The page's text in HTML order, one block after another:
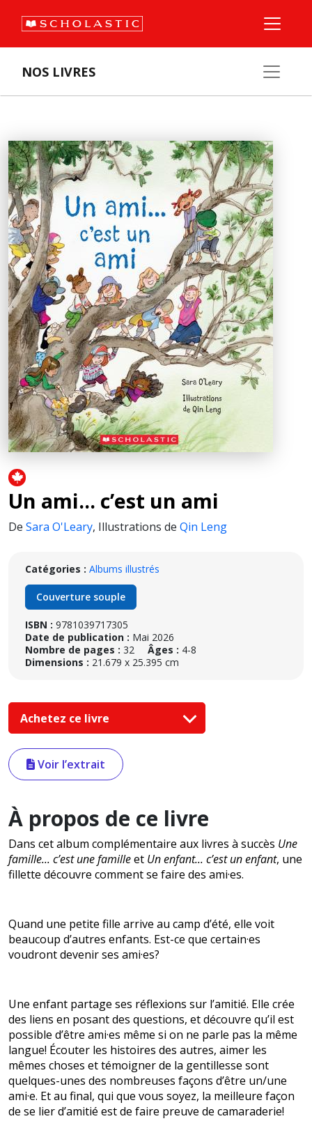
NOS LIVRES
Un ami... c’est un ami
De Sara O'Leary, Illustrations de Qin Leng
Catégories : Albums illustrés
Couverture souple
ISBN : 9781039717305
Date de publication : Mai 2026
Nombre de pages : 32 Âges : 4-8
Dimensions : 21.679 x 25.395 cm
Achetez ce livre
Voir l’extrait
À propos de ce livre
Dans cet album complémentaire aux livres à succès Une
famille... c’est une familleet Un enfant... c’est un enfant, une
fillette découvre comment se faire des ami·es.
Quand une petite fille arrive au camp d’été, elle voit
beaucoup d’autres enfants. Est-ce que certain·es
voudront devenir ses ami·es?
Une enfant partage ses réflexions sur l’amitié. Elle crée
des liens en posant des questions, et découvre qu’il est
possible d’être ami·es même si on ne parle pas la même
langue! Écouter les histoires des autres, aimer les
mêmes choses et témoigner de la gentillesse sont
quelques-unes des nombreuses façons d’être un/une
ami·e. Et au final, qui que vous soyez, la meilleure façon
de se lier d’amitié est de faire preuve de camaraderie!